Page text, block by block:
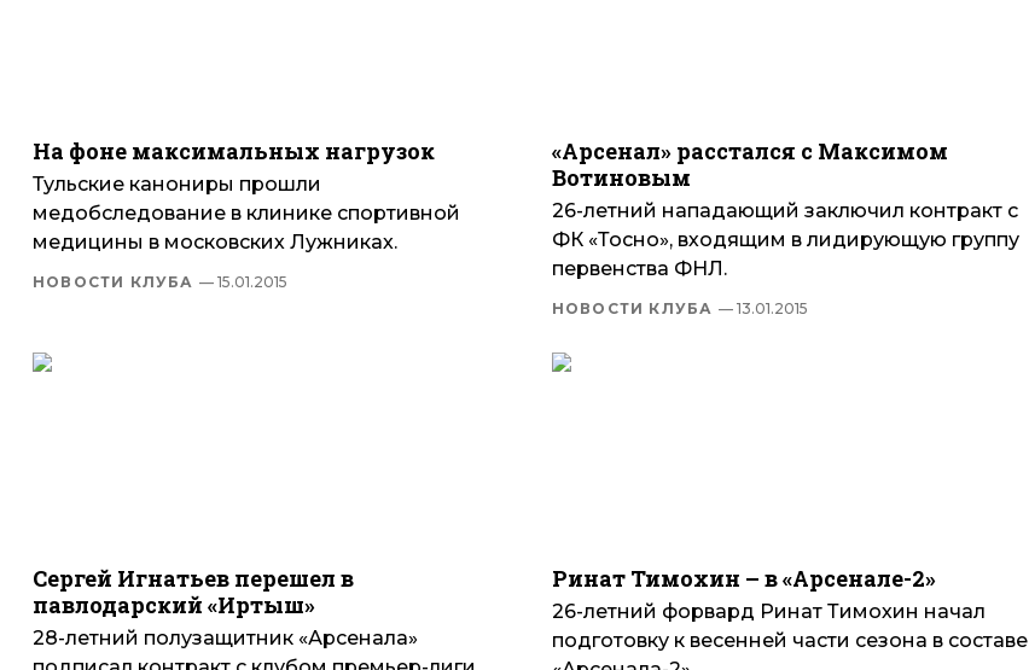
На фоне максимальных нагрузок
Тульские канониры прошли
медобследование в клинике спортивной
медицины в московских Лужниках.
НОВОСТИ КЛУБА — 15.01.2015
«Арсенал» расстался с Максимом
Вотиновым
26-летний нападающий заключил контракт с
ФК «Тосно», входящим в лидирующую группу
первенства ФНЛ.
НОВОСТИ КЛУБА — 13.01.2015
Сергей Игнатьев перешел в
павлодарский «Иртыш»
28-летний полузащитник «Арсенала»
Ринат Тимохин – в «Арсенале-2»
26-летний форвард Ринат Тимохин начал
подготовку к весенней части сезона в составе